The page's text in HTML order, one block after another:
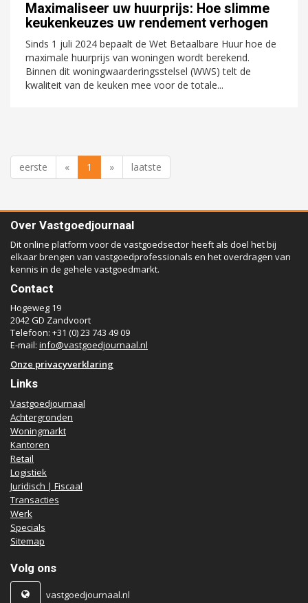
Maximaliseer uw huurprijs: Hoe slimme
keukenkeuzes uw rendement verhogen
Sinds 1 juli 2024 bepaalt de Wet Betaalbare Huur hoe de
maximale huurprijs van woningen wordt berekend.
Binnen dit woningwaarderingsstelsel (WWS) telt de
kwaliteit van de keuken mee voor de totale...
eerste « 1 » laatste
Over Vastgoedjournaal
Dit online platform voor de vastgoedsector heeft als doel het bij
elkaar brengen van vastgoedprofessionals en het overdragen van
kennis in de gehele vastgoedmarkt.
Contact
Hogeweg 19
2042 GD Zandvoort
Telefoon: +31 (0) 23 743 49 09
E-mail: info@vastgoedjournaal.nl
Onze privacyverklaring
Links
Vastgoedjournaal
Achtergronden
Woningmarkt
Kantoren
Retail
Logistiek
Juridisch | Fiscaal
Transacties
Werk
Specials
Sitemap
Volg ons
vastgoedjournaal.nl